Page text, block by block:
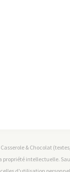
& Chocolat
propriété intellectuelle.